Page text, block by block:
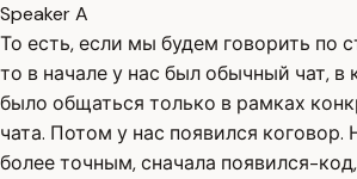
Speaker A
То есть, если мы будем говорить по
то в начале у нас был обычный чат,
было общаться только в рамках
чата. Потом у нас появился коговор.
более точным, сначала появился-